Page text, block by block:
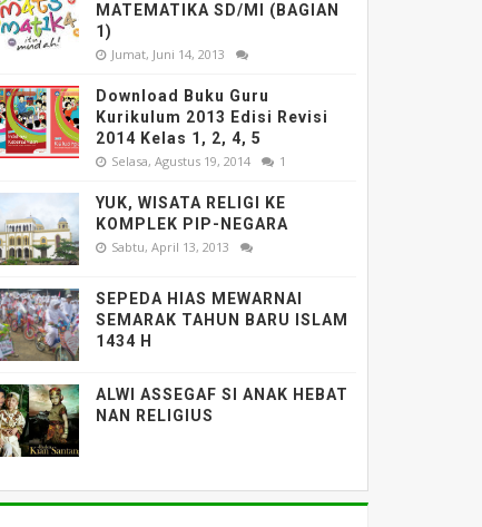
MATEMATIKA SD/MI (BAGIAN
1)
Jumat, Juni 14, 2013
Download Buku Guru
Kurikulum 2013 Edisi Revisi
2014 Kelas 1, 2, 4, 5
Selasa, Agustus 19, 2014 1
YUK, WISATA RELIGI KE
KOMPLEK PIP-NEGARA
Sabtu, April 13, 2013
SEPEDA HIAS MEWARNAI
SEMARAK TAHUN BARU ISLAM
1434 H
ALWI ASSEGAF SI ANAK HEBAT
NAN RELIGIUS